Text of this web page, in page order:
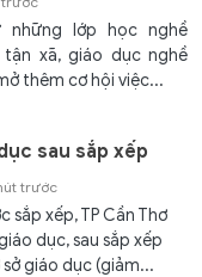
những lớp học nghề
xã, giáo dục nghề
thêm cơ hội việc...
sau sắp xếp
trước
sắp xếp, TP Cần Thơ
dục, sau sắp xếp
giáo dục (giảm...